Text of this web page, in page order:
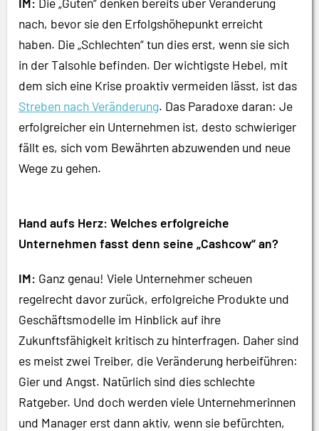
nach, bevor sie den Erfolgshöhepunkt erreicht
haben. Die „Schlechten“ tun dies erst, wenn sie sich
in der Talsohle befinden. Der wichtigste Hebel, mit
dem sich eine Krise proaktiv vermeiden lässt, ist das
Streben nach Veränderung. Das Paradoxe daran: Je
erfolgreicher ein Unternehmen ist, desto schwieriger
fällt es, sich vom Bewährten abzuwenden und neue
Wege zu gehen.
Hand aufs Herz: Welches erfolgreiche
Unternehmen fasst denn seine „Cashcow“ an?
IM: Ganz genau! Viele Unternehmer scheuen
regelrecht davor zurück, erfolgreiche Produkte und
Geschäftsmodelle im Hinblick auf ihre
Zukunftsfähigkeit kritisch zu hinterfragen. Daher sind
es meist zwei Treiber, die Veränderung herbeiführen:
Gier und Angst. Natürlich sind dies schlechte
Ratgeber. Und doch werden viele Unternehmerinnen
und Manager erst dann aktiv, wenn sie befürchten,